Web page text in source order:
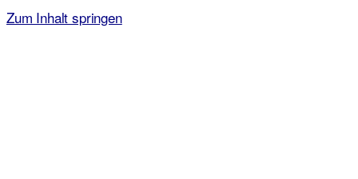
Zum Inhalt springen